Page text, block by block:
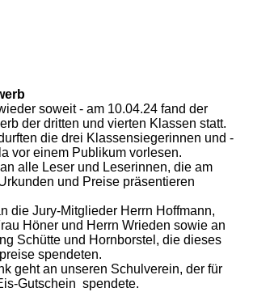
soweit - am 10.04.24 fand der
der dritten und vierten Klassen statt.
die drei Klassensiegerinnen und -
vor einem Publikum vorlesen.
alle Leser und Leserinnen, die am
und Preise präsentieren
die Jury-Mitglieder Herrn Hoffmann,
Höner und Herrn Wrieden sowie an
Schütte und Hornborstel, die dieses
spendeten.
geht an unseren Schulverein, der für
Gutschein spendete.